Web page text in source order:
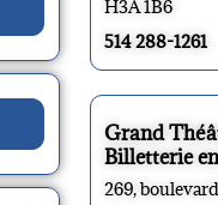
H3A 1B6
514 288-1261
Grand
Billetterie
269,